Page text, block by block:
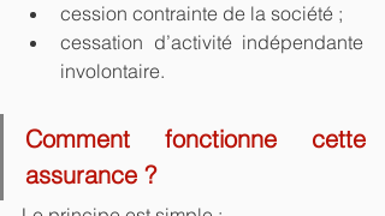
cession contrainte de la société ;
cessation d’activité indépendante
involontaire.
Comment fonctionne cette
assurance ?